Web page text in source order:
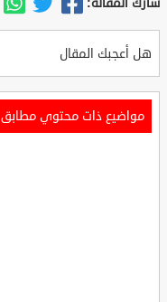
هل أعجبك المقال
مواضيع ذات محتوي مطابق